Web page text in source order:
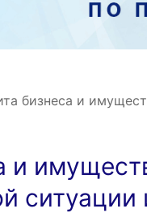
бизнеса и
и
ситуации